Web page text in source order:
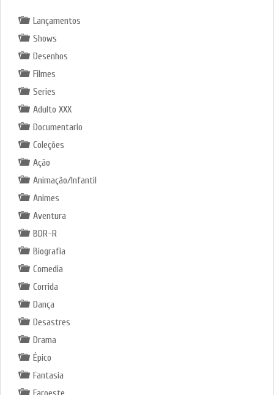
Lançamentos
Shows
Desenhos
Filmes
Series
Adulto XXX
Documentario
Coleções
Ação
Animação/Infantil
Animes
Aventura
BDR-R
Biografia
Comedia
Corrida
Dança
Desastres
Drama
Épico
Fantasia